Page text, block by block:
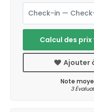
Calcul des
Ajouter
Note
3